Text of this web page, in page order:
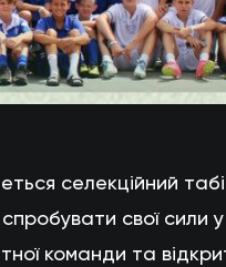
селекційний
свої сили у
команди та